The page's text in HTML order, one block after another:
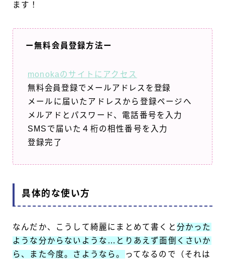
ます！
ー無料会員登録方法ー
monokaのサイトにアクセス
無料会員登録でメールアドレスを登録
メールに届いたアドレスから登録ページへ
メルアドとパスワード、電話番号を入力
SMSで届いた４桁の相性番号を入力
登録完了
具体的な使い方
なんだか、こうして綺麗にまとめて書くと 分かった
ような分からないような…とりあえず面倒くさいか
ら、また今度。さようなら。
ってなるので（それは